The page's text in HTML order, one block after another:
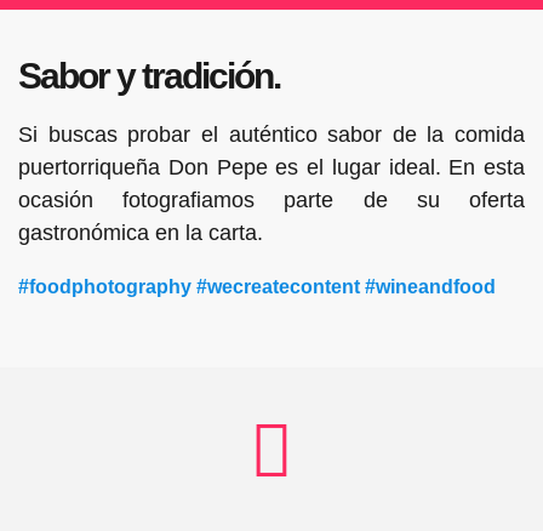
Sabor y tradición.
Si buscas probar el auténtico sabor de la comida
puertorriqueña Don Pepe es el lugar ideal. En esta
ocasión fotografiamos parte de su oferta
gastronómica en la carta.
#foodphotography #wecreatecontent #wineandfood